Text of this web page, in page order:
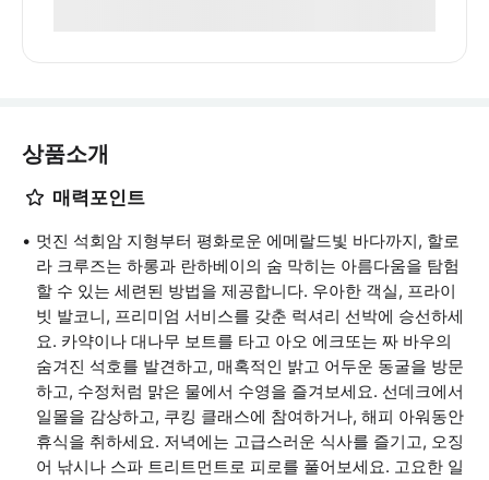
상품소개
매력포인트
멋진 석회암 지형부터 평화로운 에메랄드빛 바다까지, 할로
라 크루즈는 하롱과 란하베이의 숨 막히는 아름다움을 탐험
할 수 있는 세련된 방법을 제공합니다. 우아한 객실, 프라이
빗 발코니, 프리미엄 서비스를 갖춘 럭셔리 선박에 승선하세
요. 카약이나 대나무 보트를 타고 아오 에크또는 짜 바우의
숨겨진 석호를 발견하고, 매혹적인 밝고 어두운 동굴을 방문
하고, 수정처럼 맑은 물에서 수영을 즐겨보세요. 선데크에서
일몰을 감상하고, 쿠킹 클래스에 참여하거나, 해피 아워동안
휴식을 취하세요. 저녁에는 고급스러운 식사를 즐기고, 오징
어 낚시나 스파 트리트먼트로 피로를 풀어보세요. 고요한 일